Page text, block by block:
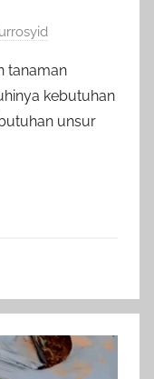
tanaman
kebutuhan
unsur